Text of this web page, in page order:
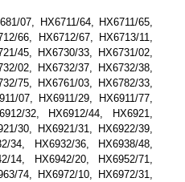
07, HX6711/64, HX6711/65,
66, HX6712/67, HX6713/11,
45, HX6730/33, HX6731/02,
02, HX6732/37, HX6732/38,
75, HX6761/03, HX6782/33,
07, HX6911/29, HX6911/77,
32, HX6912/44, HX6921,
30, HX6921/31, HX6922/39,
34, HX6932/36, HX6938/48,
14, HX6942/20, HX6952/71,
74, HX6972/10, HX6972/31,